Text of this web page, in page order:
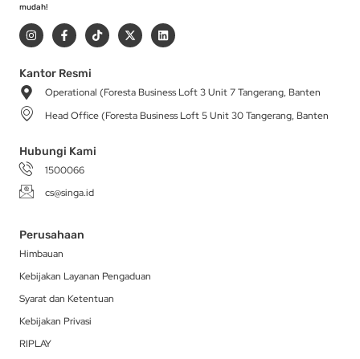
mudah!
I
n
s
a
g
r
a
m
F
a
c
b
o
-
T
i
k
X
-
t
t
r
L
i
n
i
Kantor Resmi
Operational (Foresta Business Loft 3 Unit 7 Tangerang, Banten
Head Office (Foresta Business Loft 5 Unit 30 Tangerang, Banten
Hubungi Kami
1500066
cs@singa.id
Perusahaan
Himbauan
Kebijakan Layanan Pengaduan
Syarat dan Ketentuan
Kebijakan Privasi
RIPLAY